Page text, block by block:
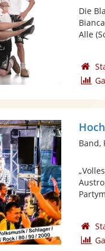
Die
Alle
Band,